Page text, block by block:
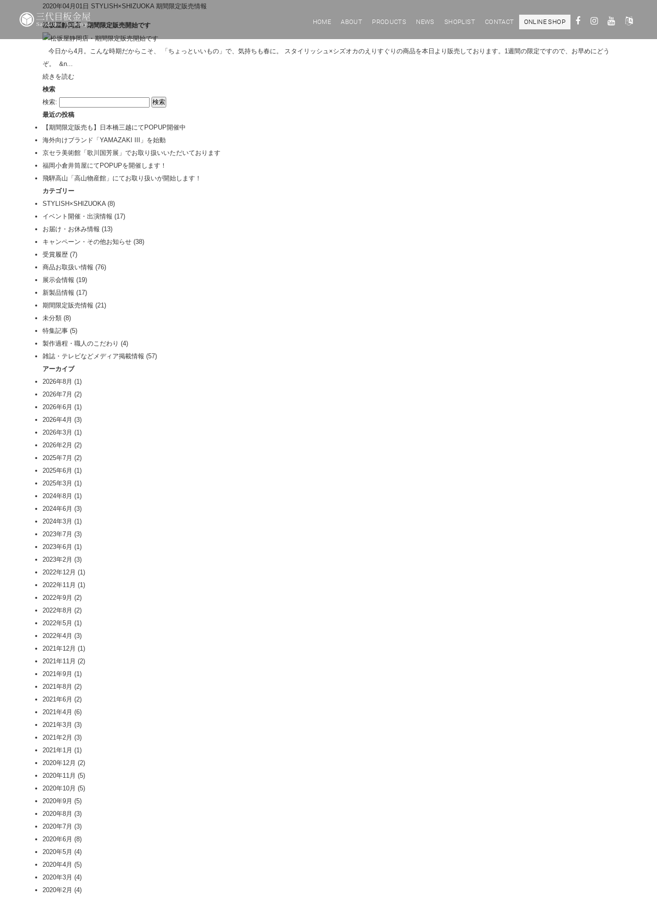
HOME ABOUT PRODUCTS NEWS SHOPLIST CONTACT ONLINE SHOP
2020年04月01日 STYLISH×SHIZUOKA 期間限定販売情報
松坂屋静岡店・期間限定販売開始です
今日から4月。こんな時期だからこそ、 「ちょっといいもの」で、気持ちも春に。 スタイリッシュ×シズオカのえりすぐりの商品を本日より販売しております。1週間の限定ですので、お早めにどう
ぞ。 &n...
続きを読む
検索
検索:
最近の投稿
【期間限定販売も】日本橋三越にてPOPUP開催中
海外向けブランド「YAMAZAKI III」を始動
京セラ美術館「歌川国芳展」でお取り扱いいただいております
福岡小倉井筒屋にてPOPUPを開催します！
飛騨高山「高山物産館」にてお取り扱いが開始します！
カテゴリー
STYLISH×SHIZUOKA (8)
イベント開催・出演情報 (17)
お届け・お休み情報 (13)
キャンペーン・その他お知らせ (38)
受賞履歴 (7)
商品お取扱い情報 (76)
展示会情報 (19)
新製品情報 (17)
期間限定販売情報 (21)
未分類 (8)
特集記事 (5)
製作過程・職人のこだわり (4)
雑誌・テレビなどメディア掲載情報 (57)
アーカイブ
2026年8月 (1)
2026年7月 (2)
2026年6月 (1)
2026年4月 (3)
2026年3月 (1)
2026年2月 (2)
2025年7月 (2)
2025年6月 (1)
2025年3月 (1)
2024年8月 (1)
2024年6月 (3)
2024年3月 (1)
2023年7月 (3)
2023年6月 (1)
2023年2月 (3)
2022年12月 (1)
2022年11月 (1)
2022年9月 (2)
2022年8月 (2)
2022年5月 (1)
2022年4月 (3)
2021年12月 (1)
2021年11月 (2)
2021年9月 (1)
2021年8月 (2)
2021年6月 (2)
2021年4月 (6)
2021年3月 (3)
2021年2月 (3)
2021年1月 (1)
2020年12月 (2)
2020年11月 (5)
2020年10月 (5)
2020年9月 (5)
2020年8月 (3)
2020年7月 (3)
2020年6月 (8)
2020年5月 (4)
2020年4月 (5)
2020年3月 (4)
2020年2月 (4)